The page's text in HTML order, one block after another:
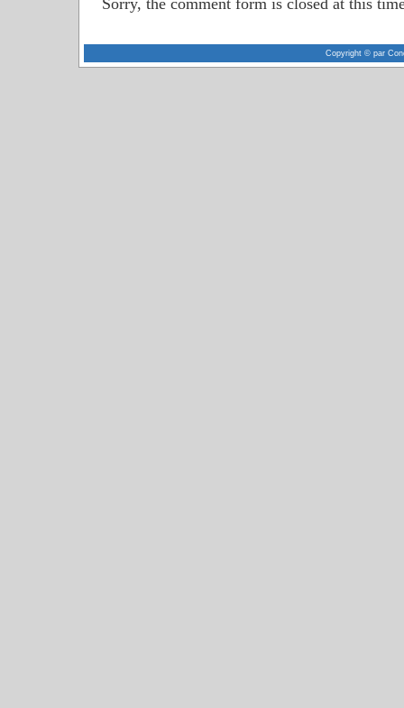
Sorry, the comment form is closed at this
Copyright © par